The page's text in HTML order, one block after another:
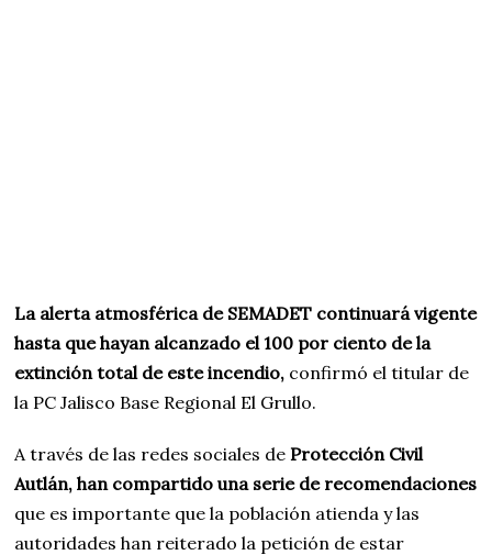
La alerta atmosférica de SEMADET continuará vigente
hasta que hayan alcanzado el 100 por ciento de la
extinción total de este incendio, confirmó el titular de
la PC Jalisco Base Regional El Grullo.
A través de las redes sociales de Protección Civil
Autlán, han compartido una serie de recomendaciones
que es importante que la población atienda y las
autoridades han reiterado la petición de estar